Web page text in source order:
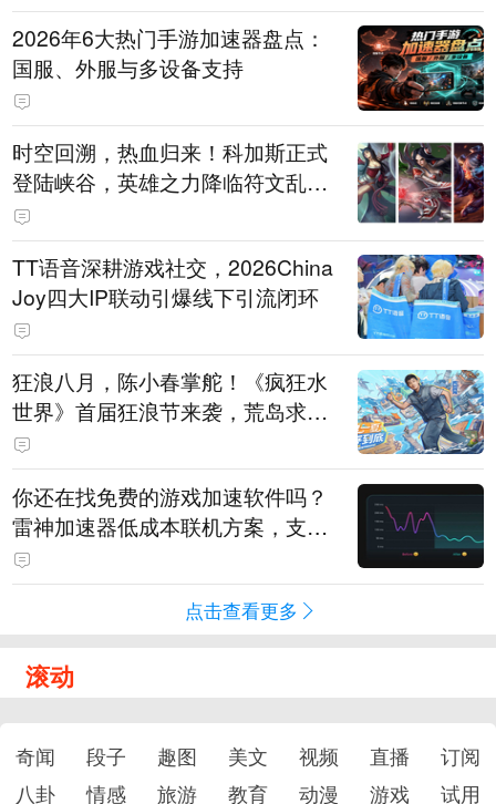
2026年6大热门手游加速器盘点：
国服、外服与多设备支持
时空回溯，热血归来！科加斯正式
登陆峡谷，英雄之力降临符文乱
斗！
TT语音深耕游戏社交，2026China
Joy四大IP联动引爆线下引流闭环
狂浪八月，陈小春掌舵！《疯狂水
世界》首届狂浪节来袭，荒岛求生
直播即将开启
你还在找免费的游戏加速软件吗？
雷神加速器低成本联机方案，支持
免费试用
点击查看更多
滚动
奇闻 段子 趣图 美文 视频 直播
订阅
八卦
情感 旅游 教育 动漫 游戏 试用